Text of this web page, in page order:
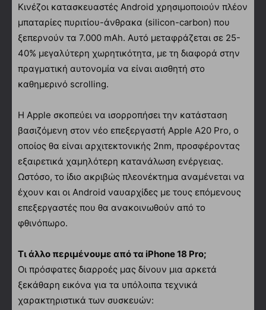
Κινέζοι κατασκευαστές Android χρησιμοποιούν πλέον
μπαταρίες πυριτίου-άνθρακα (silicon-carbon) που
ξεπερνούν τα 7.000 mAh. Αυτό μεταφράζεται σε 25-
40% μεγαλύτερη χωρητικότητα, με τη διαφορά στην
πραγματική αυτονομία να είναι αισθητή στο
καθημερινό scrolling.
Η Apple σκοπεύει να ισορροπήσει την κατάσταση
βασιζόμενη στον νέο επεξεργαστή Apple A20 Pro, ο
οποίος θα είναι αρχιτεκτονικής 2nm, προσφέροντας
εξαιρετικά χαμηλότερη κατανάλωση ενέργειας.
Ωστόσο, το ίδιο ακριβώς πλεονέκτημα αναμένεται να
έχουν και οι Android ναυαρχίδες με τους επόμενους
επεξεργαστές που θα ανακοινωθούν από το
φθινόπωρο.
Τι άλλο περιμένουμε από τα iPhone 18 Pro;
Οι πρόσφατες διαρροές μας δίνουν μια αρκετά
ξεκάθαρη εικόνα για τα υπόλοιπα τεχνικά
χαρακτηριστικά των συσκευών: